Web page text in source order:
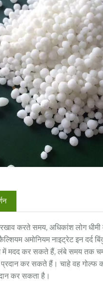
करते समय, अधिकांश लोग
अमोनियम नाइट्रेट इन
में मदद कर सकते हैं, लंबे समय तक
कर सकते हैं। चाहे वह गोल्फ
कर सकता है।